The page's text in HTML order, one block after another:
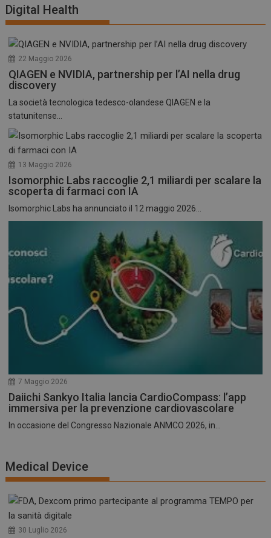
Digital Health
22 Maggio 2026
QIAGEN e NVIDIA, partnership per l’AI nella drug
discovery
La società tecnologica tedesco-olandese QIAGEN e la
statunitense...
13 Maggio 2026
Isomorphic Labs raccoglie 2,1 miliardi per scalare la
scoperta di farmaci con IA
Isomorphic Labs ha annunciato il 12 maggio 2026...
7 Maggio 2026
Daiichi Sankyo Italia lancia CardioCompass: l’app
immersiva per la prevenzione cardiovascolare
In occasione del Congresso Nazionale ANMCO 2026, in...
Medical Device
30 Luglio 2026